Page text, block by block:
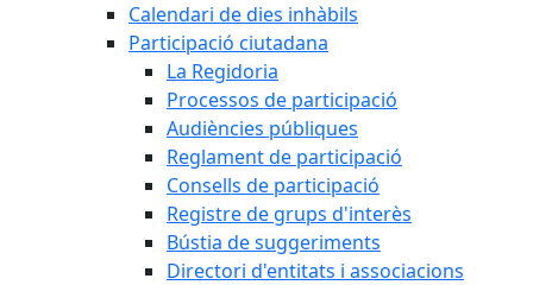
Calendari de dies inhàbils
Participació ciutadana
La Regidoria
Processos de participació
Audiències públiques
Reglament de participació
Consells de participació
Registre de grups d'interès
Bústia de suggeriments
Directori d'entitats i associacions